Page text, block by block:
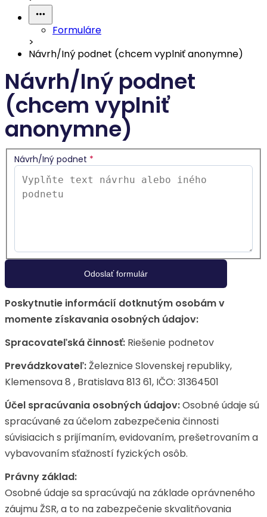
Formuláre
>
Návrh/Iný podnet (chcem vyplniť anonymne)
Návrh/Iný podnet
(chcem vyplniť
anonymne)
Návrh/Iný podnet *
Poskytnutie informácií dotknutým osobám v
momente získavania osobných údajov:
Spracovateľská činnosť: Riešenie podnetov
Prevádzkovateľ:Železnice Slovenskej republiky,
Klemensova 8 , Bratislava 813 61, IČO: 31364501
Účel spracúvania osobných údajov:Osobné údaje sú
spracúvané za účelom zabezpečenia činnosti
súvisiacich s prijímaním, evidovaním, prešetrovaním a
vybavovaním sťažností fyzických osôb.
Právny základ:
Osobné údaje sa spracúvajú na základe oprávneného
záujmu ŽSR, a to na zabezpečenie skvalitňovania